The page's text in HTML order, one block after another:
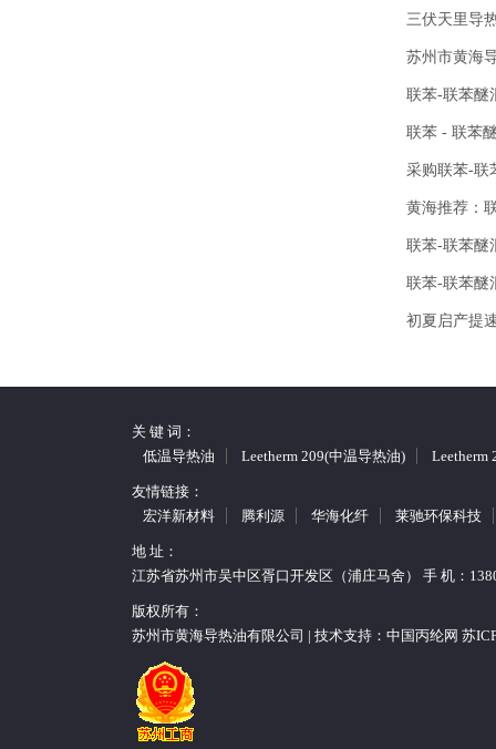
三伏天里导
苏州市黄海
联苯-联苯醚
联苯 - 联苯
采购联苯-联
黄海推荐：
联苯-联苯醚
联苯-联苯醚
初夏启产提
关 键 词：
低温导热油
Leetherm 209(中温导热油) Leetherm
友情链接：
宏洋新材料
腾利源 华海化纤 莱驰环保科技
地 址：
江苏省苏州市吴中区胥口开发区（浦庄马舍） 手 机：
版权所有：
苏州市黄海导热油有限公司 | 技术支持： 中国丙纶网 苏